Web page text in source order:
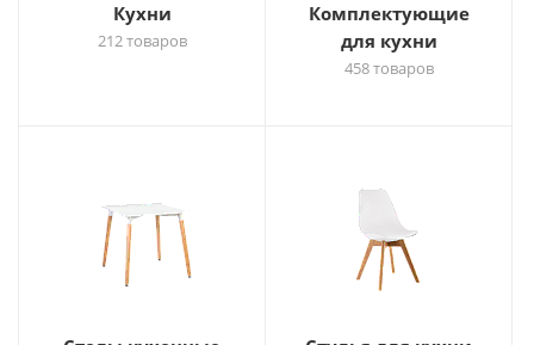
Кухни
212 товаров
Комплектующие
для кухни
458 товаров